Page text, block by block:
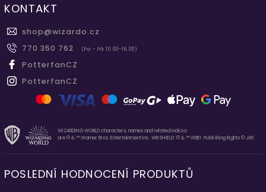
KONTAKT
shop@wizardo.cz
770 350 762
(Po - Pá 10.00-16.00)
PotterfanCZ
PotterfanCZ
WIZARDING WORLD characters, names and related indicia
are © & ™ Warner Bros. Entertainment Inc. WB SHIELD: © & ™ WBEI. Publishing Rights © JKR.
POSLEDNÍ HODNOCENÍ PRODUKTŮ